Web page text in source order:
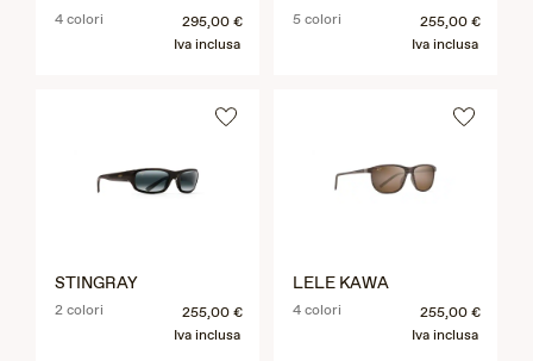
4 colori
295,00 €
Iva inclusa
5 colori
255,00 €
Iva inclusa
STINGRAY
2 colori
255,00 €
Iva inclusa
LELE KAWA
4 colori
255,00 €
Iva inclusa